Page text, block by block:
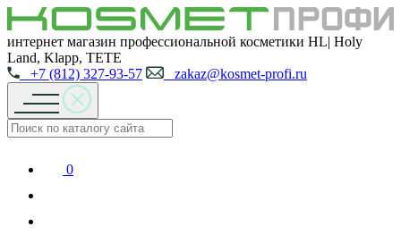
интернет магазин профессиональной косметики HL| Holy
Land, Klapp, TETE
+7 (812) 327-93-57
zakaz@kosmet-profi.ru
0